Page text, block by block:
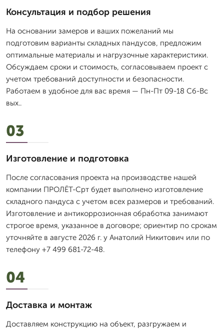
Консультация и подбор решения
На основании замеров и ваших пожеланий мы
подготовим варианты складных пандусов, предложим
оптимальные материалы и нагрузочные характеристики.
Обсуждаем сроки и стоимость, согласовываем проект с
учетом требований доступности и безопасности.
Работаем в удобное для вас время — Пн-Пт 09-18 Сб-Вс
вых..
03
Изготовление и подготовка
После согласования проекта на производстве нашей
компании ПРОЛЁТ-Срт будет выполнено изготовление
складного пандуса с учетом всех размеров и требований.
Изготовление и антикоррозионная обработка занимают
строгое время, указанное в договоре; ориентир по срокам
уточняйте в августе 2026 г. у Анатолий Никитович или по
телефону +7 499 681-72-48.
04
Доставка и монтаж
Доставляем конструкцию на объект, разгружаем и